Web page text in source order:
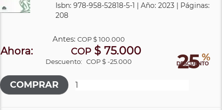
Isbn: 978-958-52818-5-1 | Año: 2023 | Páginas:
208
25 %
DESCUENTO
Antes:COP$ 100.000
Ahora: COP $ 75.000
Descuento: COP $ -25.000